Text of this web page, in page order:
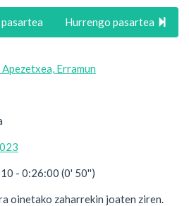
Hurrengo pasartea
Erramun
- 0:26:00 (0' 50'')
oinetako zaharrekin joaten ziren.